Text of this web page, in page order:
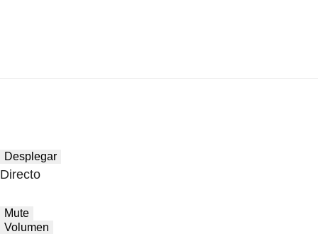
Desplegar
Directo
Mute
Volumen